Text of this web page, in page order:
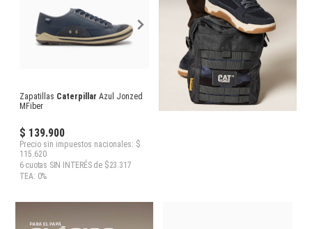
Zapatillas Caterpillar Azul Jonzed
MFiber
$ 139.900
Precio sin impuestos nacionales: $
115.620
6 cuotas SIN INTERÉS de $23.317
TEA: 0%